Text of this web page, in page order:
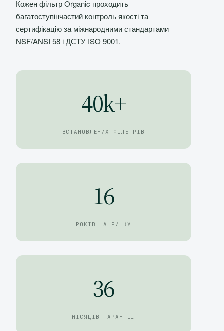
Кожен фільтр Organic проходить
багатоступінчастий контроль якості та
сертифікацію за міжнародними стандартами
NSF/ANSI 58 і ДСТУ ISO 9001.
40k+
ВСТАНОВЛЕНИХ ФІЛЬТРІВ
16
РОКІВ НА РИНКУ
36
МІСЯЦІВ ГАРАНТІЇ